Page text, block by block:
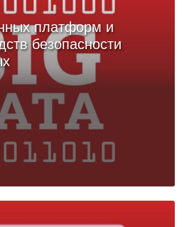
платформ и
безопасности